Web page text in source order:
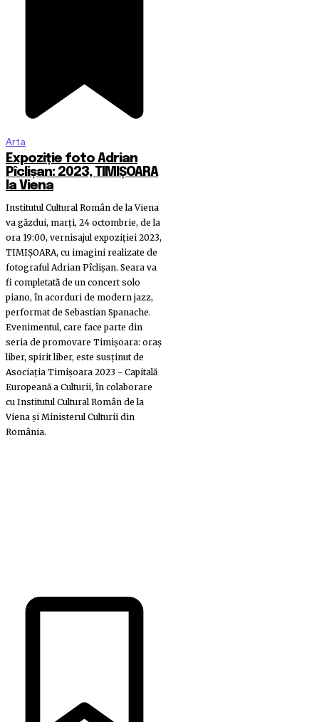
Arta
Expoziție foto Adrian
Pîclișan: 2023, TIMIȘOARA
la Viena
Institutul Cultural Român de la Viena
va găzdui, marți, 24 octombrie, de la
ora 19:00, vernisajul expoziției 2023,
TIMIȘOARA, cu imagini realizate de
fotograful Adrian Pîclișan. Seara va
fi completată de un concert solo
piano, în acorduri de modern jazz,
performat de Sebastian Spanache.
Evenimentul, care face parte din
seria de promovare Timișoara: oraș
liber, spirit liber, este susținut de
Asociația Timișoara 2023 - Capitală
Europeană a Culturii, în colaborare
cu Institutul Cultural Român de la
Viena și Ministerul Culturii din
România.